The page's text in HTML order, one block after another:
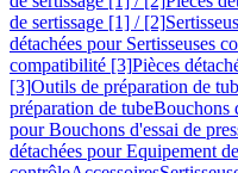
de sertissage [1] / [2]
détachées pour Sertisseuses
compatibilité [3]Pièces
[3]Outils de préparation de
préparation de tubeBouchons
pour Bouchons d'essai de
détachées pour Equipement de